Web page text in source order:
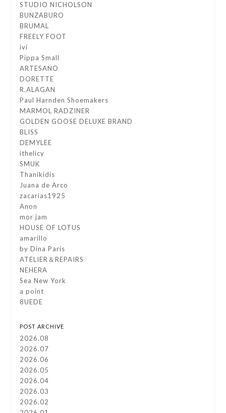
STUDIO NICHOLSON
BUNZABURO
BRUMAL
FREELY FOOT
ivi
Pippa Small
ARTESANO
DORETTE
R.ALAGAN
Paul Harnden Shoemakers
MARMOL RADZINER
GOLDEN GOOSE DELUXE BRAND
BLISS
DEMYLEE
ithelicy
SMUK
Thanikidis
Juana de Arco
zacarias1925
Anon
mor jam
HOUSE OF LOTUS
amarillo
by Dina Paris
ATELIER＆REPAIRS
NEHERA
Sea New York
a point
8UEDE
POST ARCHIVE
2026.08
2026.07
2026.06
2026.05
2026.04
2026.03
2026.02